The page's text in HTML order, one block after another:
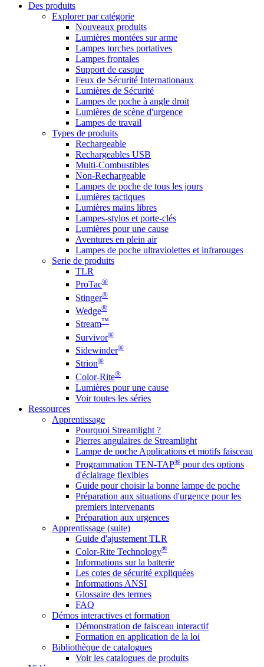
Des produits
Explorer par catégorie
Nouveaux produits
Lumières montées sur arme
Lampes torches portatives
Lampes frontales
Support de casque
Feux de Sécurité Internationaux
Lumières de Sécurité
Lampes de poche à angle droit
Lumières de scène d'urgence
Lampes de travail
Types de produits
Rechargeable
Rechargeables USB
Multi-Combustibles
Non-Rechargeable
Lampes de poche de tous les jours
Lumières tactiques
Lumières mains libres
Lampes-stylos et porte-clés
Lumières pour une cause
Aventures en plein air
Lampes de poche ultraviolettes et infrarouges
Serie de produits
TLR
ProTac®
Stinger®
Wedge®
Stream™
Survivor®
Sidewinder®
Strion®
Color-Rite®
Lumières pour une cause
Voir toutes les séries
Ressources
Apprentissage
Pourquoi Streamlight ?
Pierres angulaires de Streamlight
Lampe de poche Applications et motifs faisceau
Programmation TEN-TAP® pour des options
d'éclairage flexibles
Guide pour choisir la bonne lampe de poche
Préparation aux situations d'urgence pour les
premiers intervenants
Préparation aux urgences
Apprentissage (suite)
Guide d'ajustement TLR
Color-Rite Technology®
Informations sur la batterie
Les cotes de sécurité expliquées
Informations ANSI
Glossaire des termes
FAQ
Démos interactives et formation
Démonstration de faisceau interactif
Formation en application de la loi
Bibliothèque de catalogues
Voir les catalogues de produits